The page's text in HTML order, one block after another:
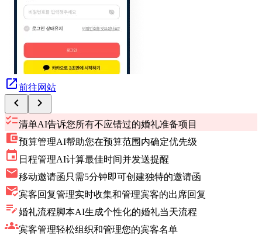
open_in_new前往网站
chevron_left
chevron_right
checklist清单AI告诉您所有不应错过的婚礼准备项目
account_balance_wallet预算管理AI帮助您在预算范围内确定优先级
event 日程管理AI计算最佳时间并发送提醒
mail移动邀请函只需5分钟即可创建独特的邀请函
mark_email_read宾客回复管理实时收集和管理宾客的出席回复
edit_note婚礼流程脚本AI生成个性化的婚礼当天流程
groups宾客管理轻松组织和管理您的宾客名单